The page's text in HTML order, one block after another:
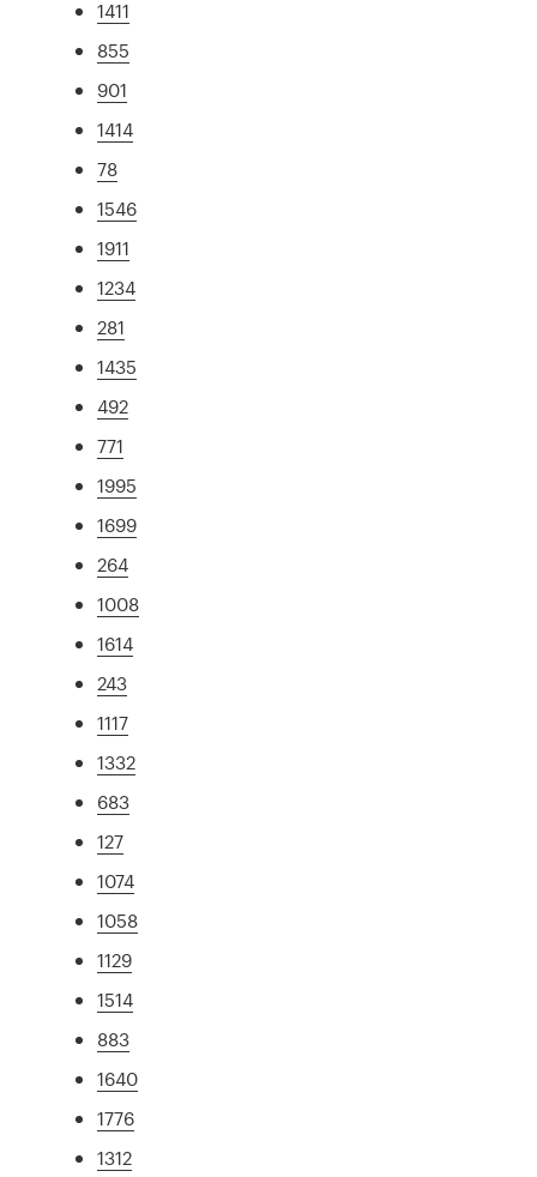
1411
855
901
1414
78
1546
1911
1234
281
1435
492
771
1995
1699
264
1008
1614
243
1117
1332
683
127
1074
1058
1129
1514
883
1640
1776
1312